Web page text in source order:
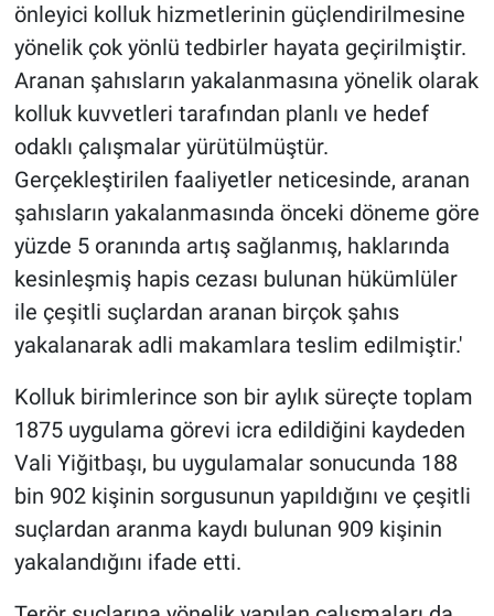
önleyici kolluk hizmetlerinin güçlendirilmesine
yönelik çok yönlü tedbirler hayata geçirilmiştir.
Aranan şahısların yakalanmasına yönelik olarak
kolluk kuvvetleri tarafından planlı ve hedef
odaklı çalışmalar yürütülmüştür.
Gerçekleştirilen faaliyetler neticesinde, aranan
şahısların yakalanmasında önceki döneme göre
yüzde 5 oranında artış sağlanmış, haklarında
kesinleşmiş hapis cezası bulunan hükümlüler
ile çeşitli suçlardan aranan birçok şahıs
yakalanarak adli makamlara teslim edilmiştir.'
Kolluk birimlerince son bir aylık süreçte toplam
1875 uygulama görevi icra edildiğini kaydeden
Vali Yiğitbaşı, bu uygulamalar sonucunda 188
bin 902 kişinin sorgusunun yapıldığını ve çeşitli
suçlardan aranma kaydı bulunan 909 kişinin
yakalandığını ifade etti.